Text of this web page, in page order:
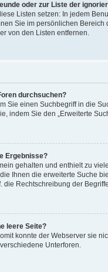
oder zur Liste der
Listen setzen: In jedem
Sie im persönlichen
von den Listen entfernen.
durchsuchen?
Sie einen Suchbegriff in die
indem Sie den „Erweiterte
Ergebnisse?
gehalten und enthielt zu
Ihnen die erweiterte Suche
die Rechtschreibung der
leere Seite?
konnte der Webserver sie
Unterforen.